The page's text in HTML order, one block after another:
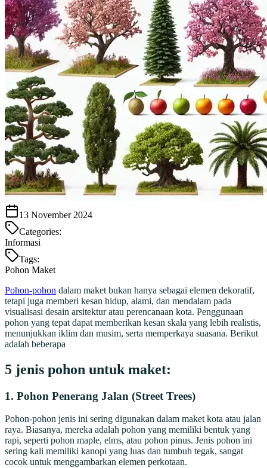
13 November 2024
Categories:
Informasi
Tags:
Pohon Maket
Pohon-pohon dalam maket bukan hanya sebagai elemen dekoratif,
tetapi juga memberi kesan hidup, alami, dan mendalam pada
visualisasi desain arsitektur atau perencanaan kota. Penggunaan
pohon yang tepat dapat memberikan kesan skala yang lebih realistis,
menunjukkan iklim dan musim, serta memperkaya suasana. Berikut
adalah beberapa
5 jenis pohon untuk maket:
1. Pohon Penerang Jalan (Street Trees)
Pohon-pohon jenis ini sering digunakan dalam maket kota atau jalan
raya. Biasanya, mereka adalah pohon yang memiliki bentuk yang
rapi, seperti pohon maple, elms, atau pohon pinus. Jenis pohon ini
sering kali memiliki kanopi yang luas dan tumbuh tegak, sangat
cocok untuk menggambarkan elemen perkotaan.